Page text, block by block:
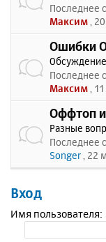
Последнее
Максим ,
Ошибки
Последнее
Максим ,
Оффтоп
Разные
Последнее
Songer , 22
Вход
Имя пользователя: